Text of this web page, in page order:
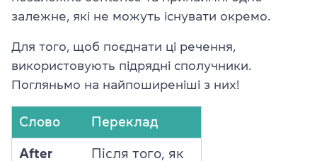
залежне, які не можуть існувати окремо.
Для того, щоб поєднати ці речення,
використовують підрядні сполучники.
Погляньмо на найпоширеніші з них!
Слово Переклад
After Після того, як